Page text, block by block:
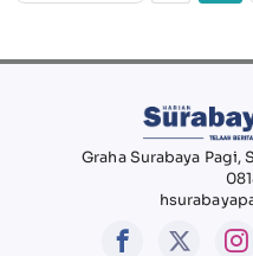
Graha Surabaya Pagi,